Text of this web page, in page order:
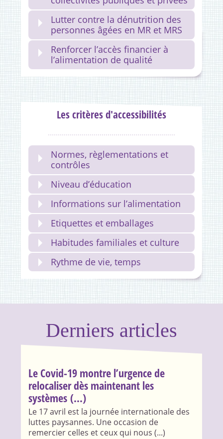
Lutter contre la dénutrition des
personnes âgées en MR et MRS
Renforcer l’accès financier à
l’alimentation de qualité
Les critères d'accessibilités
Normes, règlementations et
contrôles
Niveau d’éducation
Informations sur l’alimentation
Etiquettes et emballages
Habitudes familiales et culture
Rythme de vie, temps
Derniers articles
Le Covid-19 montre l’urgence de
relocaliser dès maintenant les
systèmes (...)
Le 17 avril est la journée internationale des
luttes paysannes. Une occasion de
remercier celles et ceux qui nous (...)